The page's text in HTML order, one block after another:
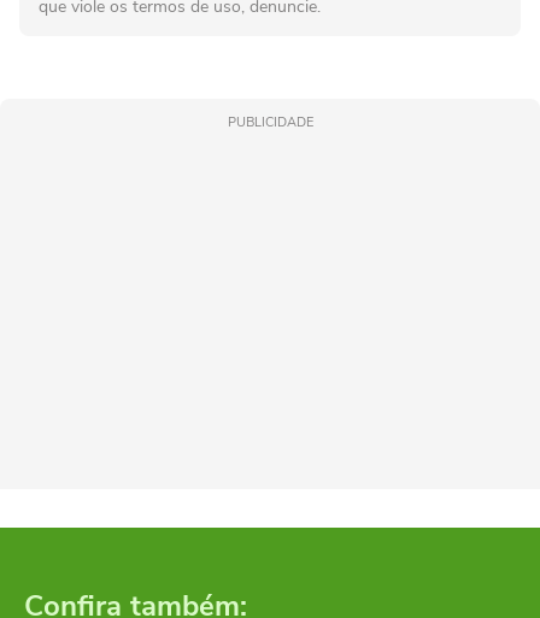
que viole os termos de uso, denuncie.
PUBLICIDADE
Confira também: